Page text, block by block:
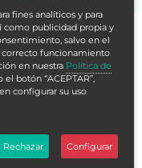
para Técnicos en
académico
la salud en el
requieran técnicas
y otras medidas
fines analíticos y para
como publicidad propia y
salvo en el
correcto funcionamiento
en nuestra Política de
botón “ACEPTAR”,
configurar su uso
Rechazar Configurar